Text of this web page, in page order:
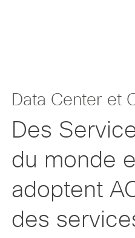
Data Center et
Des
du monde
adoptent
des